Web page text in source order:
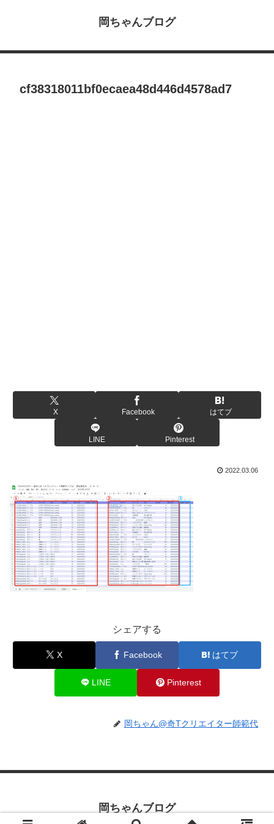
岡ちゃんブログ
cf38318011bf0ecaea48d446d4578ad7
X Facebook はてブ
LINE Pinterest
2022.03.06
シェアする
X Facebook はてブ
LINE Pinterest
岡ちゃん@奇Tクリエイター師範代
岡ちゃんブログ